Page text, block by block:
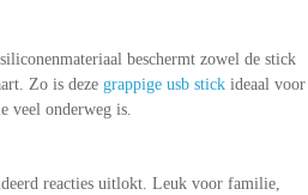
beschermt zowel de stick
Zo is deze grappige usb stick ideaal voor
veel onderweg is.
reacties uitlokt. Leuk voor familie,